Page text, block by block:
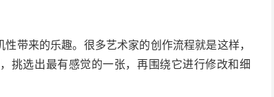
带来的乐趣。很多艺术家的创作流程就是这样，
挑选出最有感觉的一张，再围绕它进行修改和细